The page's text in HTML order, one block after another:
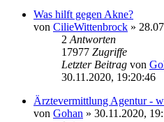
Was hilft gegen Akne?
von CilieWittenbrock »
2 Antworten
17977 Zugriffe
Letzter Beitrag von
30.11.2020, 19:20:46
Ärztevermittlung Agentur -
von Gohan » 30.11.2020,